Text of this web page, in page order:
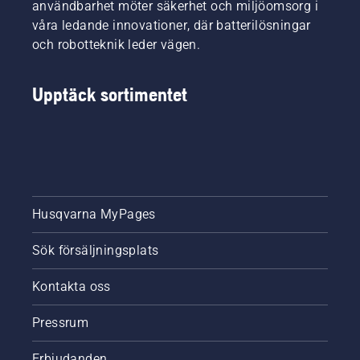
krav på
sin
utrustning.
livslängd.
Följ
anvisningarna
videon
fungerar
som det
ska.
Börja
användbarhet möter säkerhet och miljöomsorg i
våra ledande innovationer, där batterilösningar
och robotteknik leder vägen.
Upptäck sortimentet
Husqvarna MyPages
Sök försäljningsplats
Kontakta oss
Pressrum